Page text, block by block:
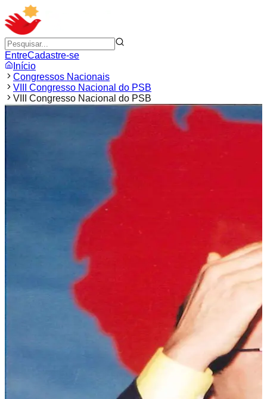
EntreCadastre-se
Início
Congressos Nacionais
VIII Congresso Nacional do PSB
VIII Congresso Nacional do PSB